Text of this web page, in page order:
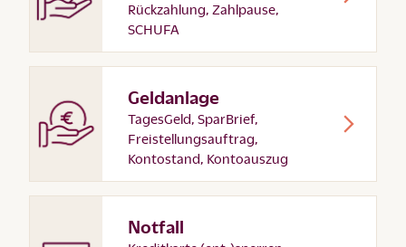
Rückzahlung, Zahlpause,
SCHUFA
Geldanlage
TagesGeld, SparBrief,
Freistellungsauftrag,
Kontostand, Kontoauszug
Notfall